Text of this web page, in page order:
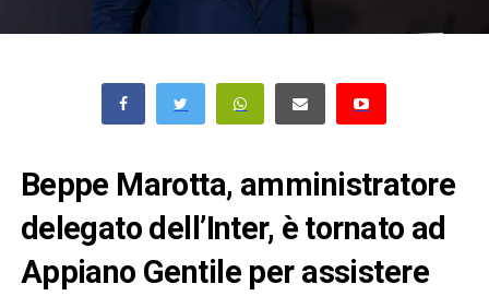
Beppe Marotta, amministratore
delegato dell’Inter, è tornato ad
Appiano Gentile per assistere